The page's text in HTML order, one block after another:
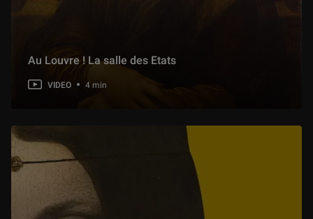
Au Louvre ! La salle des Etats
VIDEO 4 min